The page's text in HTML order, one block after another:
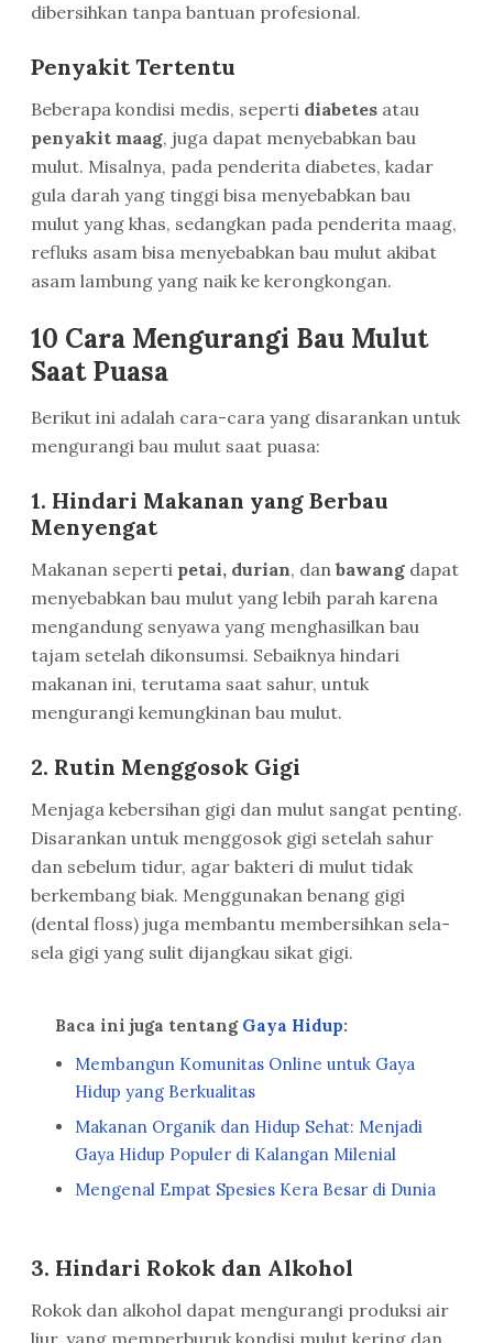
dibersihkan tanpa bantuan profesional.
Penyakit Tertentu
Beberapa kondisi medis, seperti diabetes atau
penyakit maag, juga dapat menyebabkan bau
mulut. Misalnya, pada penderita diabetes, kadar
gula darah yang tinggi bisa menyebabkan bau
mulut yang khas, sedangkan pada penderita maag,
refluks asam bisa menyebabkan bau mulut akibat
asam lambung yang naik ke kerongkongan.
10 Cara Mengurangi Bau Mulut
Saat Puasa
Berikut ini adalah cara-cara yang disarankan untuk
mengurangi bau mulut saat puasa:
1. Hindari Makanan yang Berbau
Menyengat
Makanan seperti petai, durian, dan bawang dapat
menyebabkan bau mulut yang lebih parah karena
mengandung senyawa yang menghasilkan bau
tajam setelah dikonsumsi. Sebaiknya hindari
makanan ini, terutama saat sahur, untuk
mengurangi kemungkinan bau mulut.
2. Rutin Menggosok Gigi
Menjaga kebersihan gigi dan mulut sangat penting.
Disarankan untuk menggosok gigi setelah sahur
dan sebelum tidur, agar bakteri di mulut tidak
berkembang biak. Menggunakan benang gigi
(dental floss) juga membantu membersihkan sela-
sela gigi yang sulit dijangkau sikat gigi.
Baca ini juga tentang Gaya Hidup:
Membangun Komunitas Online untuk Gaya
Hidup yang Berkualitas
Makanan Organik dan Hidup Sehat: Menjadi
Gaya Hidup Populer di Kalangan Milenial
Mengenal Empat Spesies Kera Besar di Dunia
3. Hindari Rokok dan Alkohol
Rokok dan alkohol dapat mengurangi produksi air